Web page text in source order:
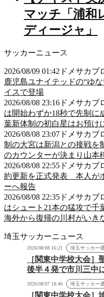
マッチ「浦和
ディージャ」
サッカーニュース
2026/08/09 01:42 ドメサカブ
鹿児島ユナイテッドの“ゆ
イスで登場
2026/08/08 23:16 ドメサカブ
は開始わずか18秒で先制
葉新体制の初白星はお預け
2026/08/08 23:07 ドメサカブ
制の大宮は新潟との接戦を
のカウンターが決まり山本
2026/08/08 22:55 ドメサカブ
約更新を正式発表 本人が
ーへ報告
2026/08/08 22:35 ドメサカブ
はシュート21本の猛攻で千
海外から復帰の川村がいき
埼玉サッカーニュース
2026/08/08 16:21 埼玉サッカー
［関東中学校大会］
後半４発で市川三中
2026/08/07 18:46 埼玉サッカー
［関東中学校大会